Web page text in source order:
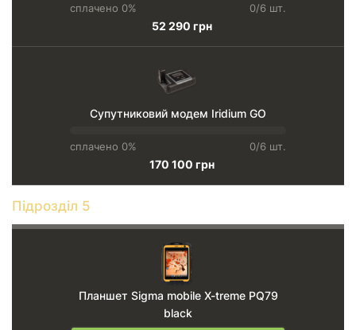
сплачено 0% 0/6 шт.
52 290 грн
Супутниковий модем Iridium GO
сплачено 0% 0/6 шт.
170 100 грн
Підрозділ 5
Планшет Sigma mobile X-treme PQ79
black